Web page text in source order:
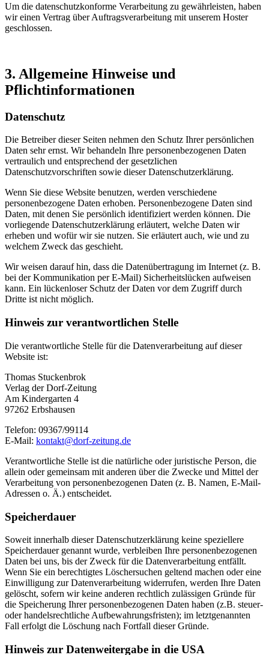
Um die datenschutzkonforme Verarbeitung zu gewährleisten, haben
wir einen Vertrag über Auftragsverarbeitung mit unserem Hoster
geschlossen.
3. Allgemeine Hinweise und
Pflichtinformationen
Datenschutz
Die Betreiber dieser Seiten nehmen den Schutz Ihrer persönlichen
Daten sehr ernst. Wir behandeln Ihre personenbezogenen Daten
vertraulich und entsprechend der gesetzlichen
Datenschutzvorschriften sowie dieser Datenschutzerklärung.
Wenn Sie diese Website benutzen, werden verschiedene
personenbezogene Daten erhoben. Personenbezogene Daten sind
Daten, mit denen Sie persönlich identifiziert werden können. Die
vorliegende Datenschutzerklärung erläutert, welche Daten wir
erheben und wofür wir sie nutzen. Sie erläutert auch, wie und zu
welchem Zweck das geschieht.
Wir weisen darauf hin, dass die Datenübertragung im Internet (z. B.
bei der Kommunikation per E-Mail) Sicherheitslücken aufweisen
kann. Ein lückenloser Schutz der Daten vor dem Zugriff durch
Dritte ist nicht möglich.
Hinweis zur verantwortlichen Stelle
Die verantwortliche Stelle für die Datenverarbeitung auf dieser
Website ist:
Thomas Stuckenbrok
Verlag der Dorf-Zeitung
Am Kindergarten 4
97262 Erbshausen
Telefon: 09367/99114
E-Mail: kontakt@dorf-zeitung.de
Verantwortliche Stelle ist die natürliche oder juristische Person, die
allein oder gemeinsam mit anderen über die Zwecke und Mittel der
Verarbeitung von personenbezogenen Daten (z. B. Namen, E-Mail-
Adressen o. Ä.) entscheidet.
Speicherdauer
Soweit innerhalb dieser Datenschutzerklärung keine speziellere
Speicherdauer genannt wurde, verbleiben Ihre personenbezogenen
Daten bei uns, bis der Zweck für die Datenverarbeitung entfällt.
Wenn Sie ein berechtigtes Löschersuchen geltend machen oder eine
Einwilligung zur Datenverarbeitung widerrufen, werden Ihre Daten
gelöscht, sofern wir keine anderen rechtlich zulässigen Gründe für
die Speicherung Ihrer personenbezogenen Daten haben (z.B. steuer-
oder handelsrechtliche Aufbewahrungsfristen); im letztgenannten
Fall erfolgt die Löschung nach Fortfall dieser Gründe.
Hinweis zur Datenweitergabe in die USA